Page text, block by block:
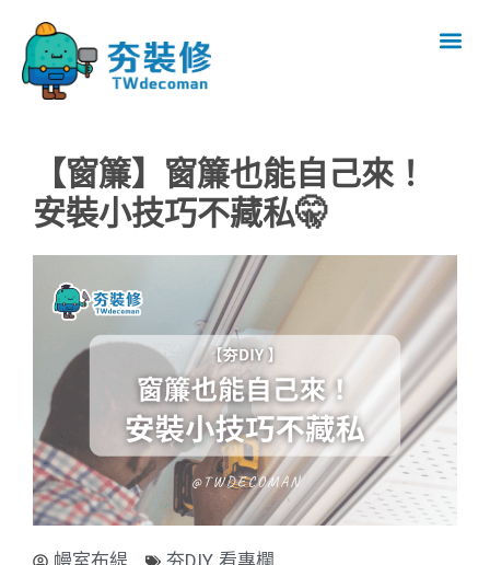
【窗簾】窗簾也能自己來！
安裝小技巧不藏私🤫